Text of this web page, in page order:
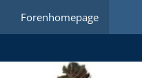
Forenhomepage